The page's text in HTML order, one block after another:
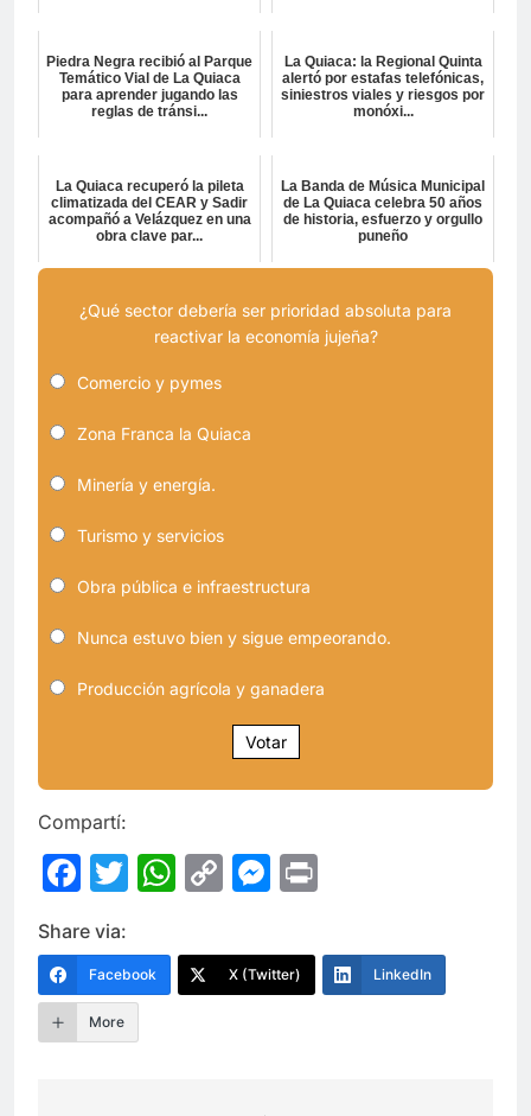
Piedra Negra recibió al Parque
Temático Vial de La Quiaca
para aprender jugando las
reglas de tránsi...
La Quiaca: la Regional Quinta
alertó por estafas telefónicas,
siniestros viales y riesgos por
monóxi...
La Quiaca recuperó la pileta
climatizada del CEAR y Sadir
acompañó a Velázquez en una
obra clave par...
La Banda de Música Municipal
de La Quiaca celebra 50 años
de historia, esfuerzo y orgullo
puneño
¿Qué sector debería ser prioridad absoluta para
reactivar la economía jujeña?
Comercio y pymes
Zona Franca la Quiaca
Minería y energía.
Turismo y servicios
Obra pública e infraestructura
Nunca estuvo bien y sigue empeorando.
Producción agrícola y ganadera
Votar
Compartí:
Facebook
Twitter
WhatsApp
CopyMessenger
Share via:
Facebook X (Twitter) LinkedIn
More